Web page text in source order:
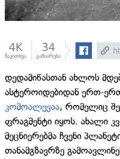
4K
წაკითხვა
34
გაზიარება
დედამიწასთან ახლოს
ასტეროიდებიდან ერთ-
კომოალევაა, რომელიც
ფრაგმენტი იყოს. ახალი
მეცნიერებმა ჩვენი
თანამგზავრზე